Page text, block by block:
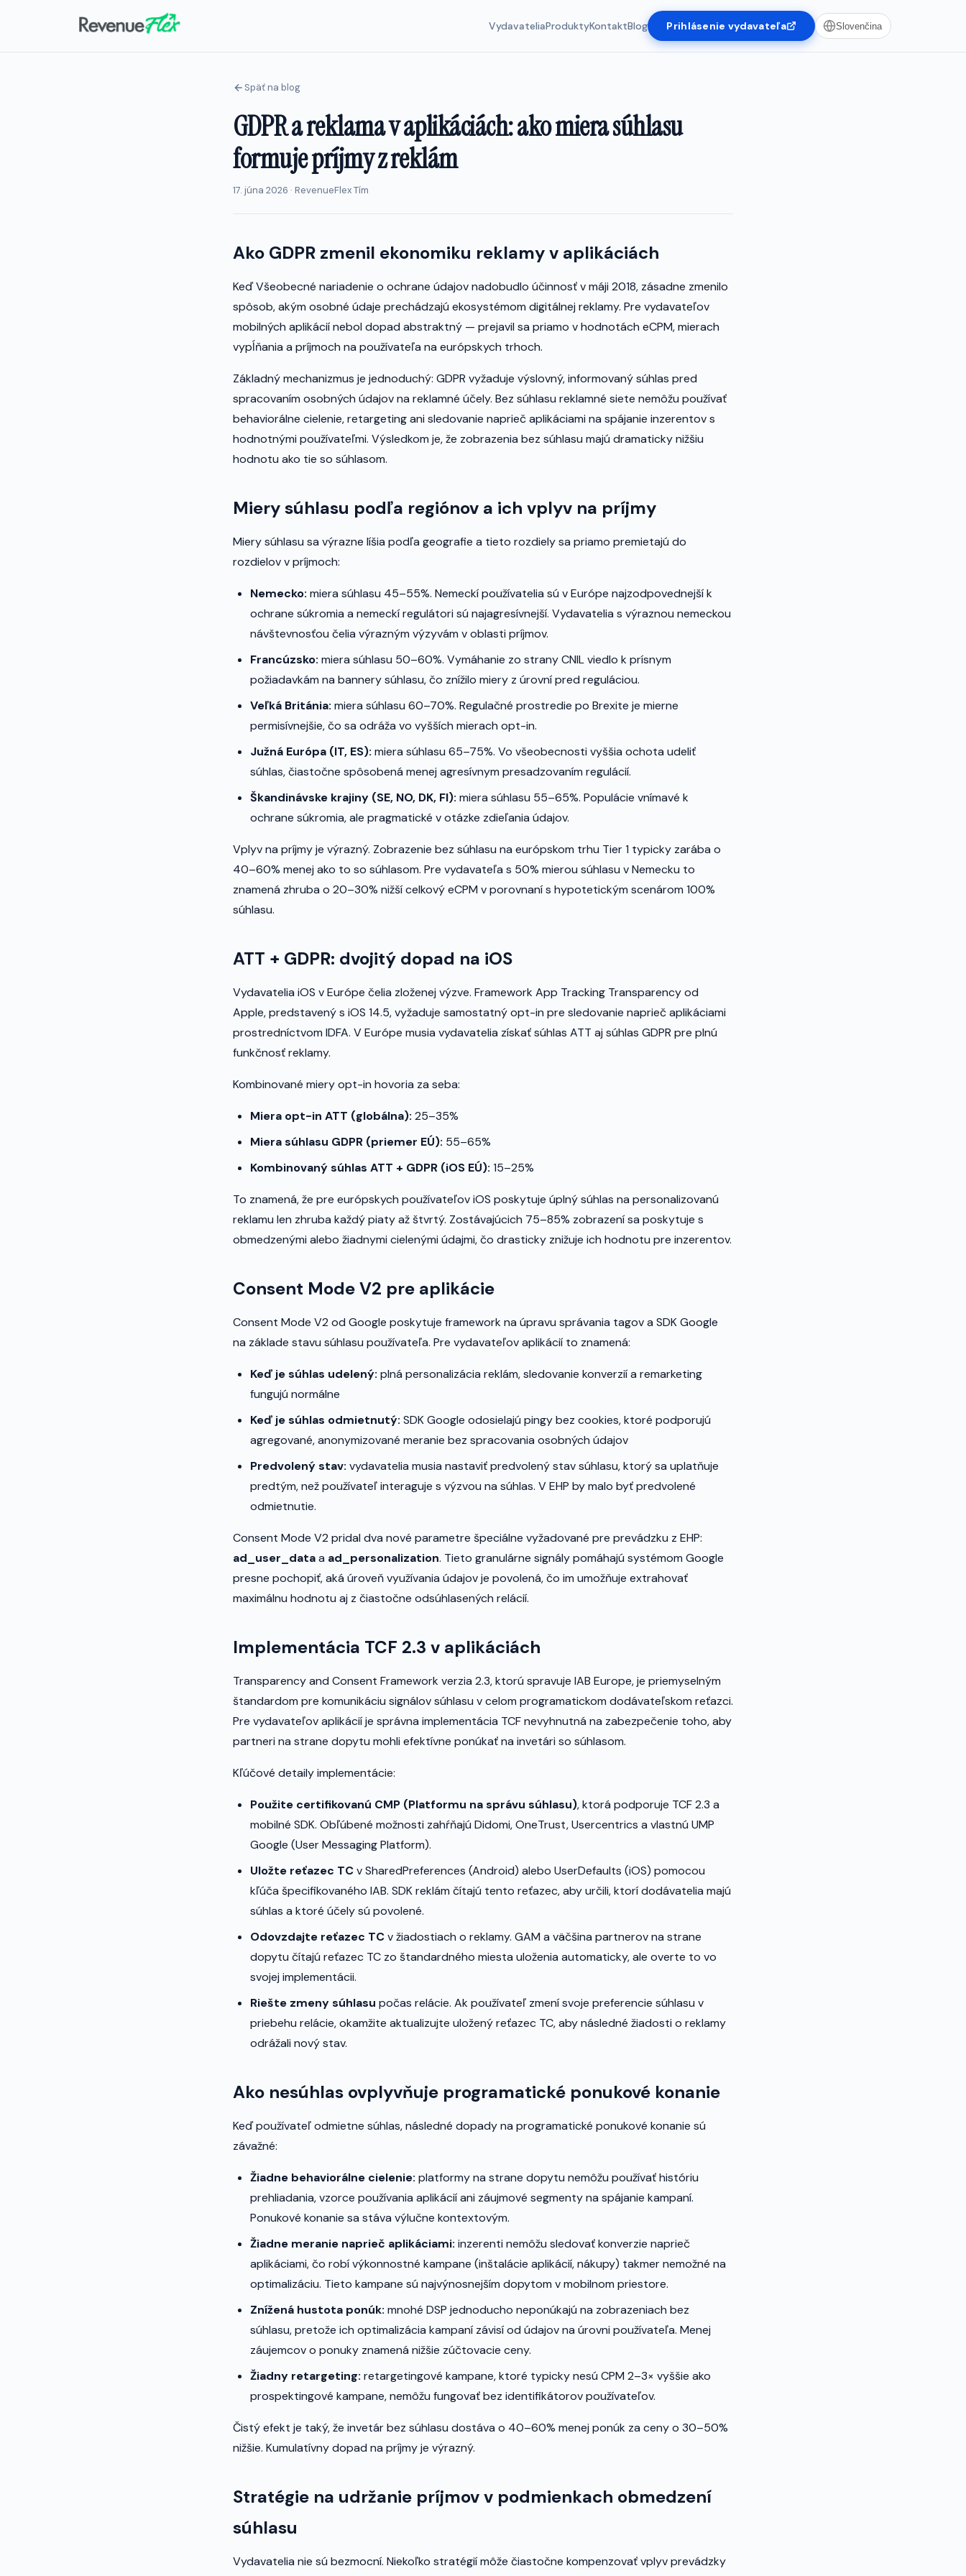
VydavateliaProduktyKontaktBlog Prihlásenie vydavateľa Slovenčina
Späť na blog
GDPR a reklama v aplikáciách: ako miera súhlasu
formuje príjmy z reklám
17. júna 2026 · RevenueFlex Tím
Ako GDPR zmenil ekonomiku reklamy v aplikáciách
Keď Všeobecné nariadenie o ochrane údajov nadobudlo účinnosť v máji 2018, zásadne zmenilo
spôsob, akým osobné údaje prechádzajú ekosystémom digitálnej reklamy. Pre vydavateľov
mobilných aplikácií nebol dopad abstraktný — prejavil sa priamo v hodnotách eCPM, mierach
vypĺňania a príjmoch na používateľa na európskych trhoch.
Základný mechanizmus je jednoduchý: GDPR vyžaduje výslovný, informovaný súhlas pred
spracovaním osobných údajov na reklamné účely. Bez súhlasu reklamné siete nemôžu používať
behaviorálne cielenie, retargeting ani sledovanie naprieč aplikáciami na spájanie inzerentov s
hodnotnými používateľmi. Výsledkom je, že zobrazenia bez súhlasu majú dramaticky nižšiu
hodnotu ako tie so súhlasom.
Miery súhlasu podľa regiónov a ich vplyv na príjmy
Miery súhlasu sa výrazne líšia podľa geografie a tieto rozdiely sa priamo premietajú do
rozdielov v príjmoch:
Nemecko: miera súhlasu 45–55%. Nemeckí používatelia sú v Európe najzodpovednejší k
ochrane súkromia a nemeckí regulátori sú najagresívnejší. Vydavatelia s výraznou nemeckou
návštevnosťou čelia výrazným výzyvám v oblasti príjmov.
Francúzsko: miera súhlasu 50–60%. Vymáhanie zo strany CNIL viedlo k prísnym
požiadavkám na bannery súhlasu, čo znížilo miery z úrovní pred reguláciou.
Veľká Británia: miera súhlasu 60–70%. Regulačné prostredie po Brexite je mierne
permisívnejšie, čo sa odráža vo vyšších mierach opt-in.
Južná Európa (IT, ES): miera súhlasu 65–75%. Vo všeobecnosti vyššia ochota udeliť
súhlas, čiastočne spôsobená menej agresívnym presadzovaním regulácií.
Škandinávske krajiny (SE, NO, DK, FI): miera súhlasu 55–65%. Populácie vnímavé k
ochrane súkromia, ale pragmatické v otázke zdieľania údajov.
Vplyv na príjmy je výrazný. Zobrazenie bez súhlasu na európskom trhu Tier 1 typicky zarába o
40–60% menej ako to so súhlasom. Pre vydavateľa s 50% mierou súhlasu v Nemecku to
znamená zhruba o 20–30% nižší celkový eCPM v porovnaní s hypotetickým scenárom 100%
súhlasu.
ATT + GDPR: dvojitý dopad na iOS
Vydavatelia iOS v Európe čelia zloženej výzve. Framework App Tracking Transparency od
Apple, predstavený s iOS 14.5, vyžaduje samostatný opt-in pre sledovanie naprieč aplikáciami
prostredníctvom IDFA. V Európe musia vydavatelia získať súhlas ATT aj súhlas GDPR pre plnú
funkčnosť reklamy.
Kombinované miery opt-in hovoria za seba:
Miera opt-in ATT (globálna): 25–35%
Miera súhlasu GDPR (priemer EÚ): 55–65%
Kombinovaný súhlas ATT + GDPR (iOS EÚ): 15–25%
To znamená, že pre európskych používateľov iOS poskytuje úplný súhlas na personalizovanú
reklamu len zhruba každý piaty až štvrtý. Zostávajúcich 75–85% zobrazení sa poskytuje s
obmedzenými alebo žiadnymi cielenými údajmi, čo drasticky znižuje ich hodnotu pre inzerentov.
Consent Mode V2 pre aplikácie
Consent Mode V2 od Google poskytuje framework na úpravu správania tagov a SDK Google
na základe stavu súhlasu používateľa. Pre vydavateľov aplikácií to znamená:
Keď je súhlas udelený: plná personalizácia reklám, sledovanie konverzií a remarketing
fungujú normálne
Keď je súhlas odmietnutý: SDK Google odosielajú pingy bez cookies, ktoré podporujú
agregované, anonymizované meranie bez spracovania osobných údajov
Predvolený stav: vydavatelia musia nastaviť predvolený stav súhlasu, ktorý sa uplatňuje
predtým, než používateľ interaguje s výzvou na súhlas. V EHP by malo byť predvolené
odmietnutie.
Consent Mode V2 pridal dva nové parametre špeciálne vyžadované pre prevádzku z EHP:
ad_user_dataa ad_personalization. Tieto granulárne signály pomáhajú systémom Google
presne pochopiť, aká úroveň využívania údajov je povolená, čo im umožňuje extrahovať
maximálnu hodnotu aj z čiastočne odsúhlasených relácií.
Implementácia TCF 2.3 v aplikáciách
Transparency and Consent Framework verzia 2.3, ktorú spravuje IAB Europe, je priemyselným
štandardom pre komunikáciu signálov súhlasu v celom programatickom dodávateľskom reťazci.
Pre vydavateľov aplikácií je správna implementácia TCF nevyhnutná na zabezpečenie toho, aby
partneri na strane dopytu mohli efektívne ponúkať na invetári so súhlasom.
Kľúčové detaily implementácie:
Použite certifikovanú CMP (Platformu na správu súhlasu), ktorá podporuje TCF 2.3 a
mobilné SDK. Obľúbené možnosti zahŕňajú Didomi, OneTrust, Usercentrics a vlastnú UMP
Google (User Messaging Platform).
Uložte reťazec TCv SharedPreferences (Android) alebo UserDefaults (iOS) pomocou
kľúča špecifikovaného IAB. SDK reklám čítajú tento reťazec, aby určili, ktorí dodávatelia majú
súhlas a ktoré účely sú povolené.
Odovzdajte reťazec TCv žiadostiach o reklamy. GAM a väčšina partnerov na strane
dopytu čítajú reťazec TC zo štandardného miesta uloženia automaticky, ale overte to vo
svojej implementácii.
Riešte zmeny súhlasu počas relácie. Ak používateľ zmení svoje preferencie súhlasu v
priebehu relácie, okamžite aktualizujte uložený reťazec TC, aby následné žiadosti o reklamy
odrážali nový stav.
Ako nesúhlas ovplyvňuje programatické ponukové konanie
Keď používateľ odmietne súhlas, následné dopady na programatické ponukové konanie sú
závažné:
Žiadne behaviorálne cielenie: platformy na strane dopytu nemôžu používať históriu
prehliadania, vzorce používania aplikácií ani záujmové segmenty na spájanie kampaní.
Ponukové konanie sa stáva výlučne kontextovým.
Žiadne meranie naprieč aplikáciami: inzerenti nemôžu sledovať konverzie naprieč
aplikáciami, čo robí výkonnostné kampane (inštalácie aplikácií, nákupy) takmer nemožné na
optimalizáciu. Tieto kampane sú najvýnosnejším dopytom v mobilnom priestore.
Znížená hustota ponúk: mnohé DSP jednoducho neponúkajú na zobrazeniach bez
súhlasu, pretože ich optimalizácia kampaní závisí od údajov na úrovni používateľa. Menej
záujemcov o ponuky znamená nižšie zúčtovacie ceny.
Žiadny retargeting: retargetingové kampane, ktoré typicky nesú CPM 2–3× vyššie ako
prospektingové kampane, nemôžu fungovať bez identifikátorov používateľov.
Čistý efekt je taký, že invetár bez súhlasu dostáva o 40–60% menej ponúk za ceny o 30–50%
nižšie. Kumulatívny dopad na príjmy je výrazný.
Stratégie na udržanie príjmov v podmienkach obmedzení
súhlasu
Vydavatelia nie sú bezmocní. Niekoľko stratégií môže čiastočne kompenzovať vplyv prevádzky